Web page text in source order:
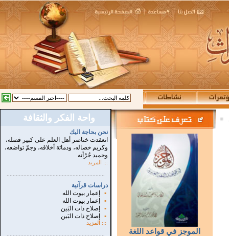
واحة الفكر والثقافة
نحن بحاجة اليك
انعقدت خناصر أهل العلم على كبير فضله،
وكريم خصاله، ودماثة أخلاقه، وجمّ تواضعه،
وحميد جُرْأته
::: المزيد
دراسات قرآنية
▪
إعمار بيوت الله
▪
إعمار بيوت الله
▪
إصلاح ذات البَين
▪
إصلاح ذات البَين
:::
المزيد
الموجز في قواعد اللغة